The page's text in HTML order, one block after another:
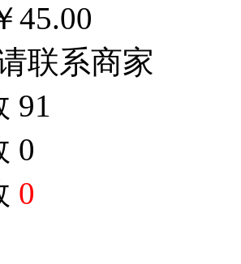
45.00
联系商家
91
0
0